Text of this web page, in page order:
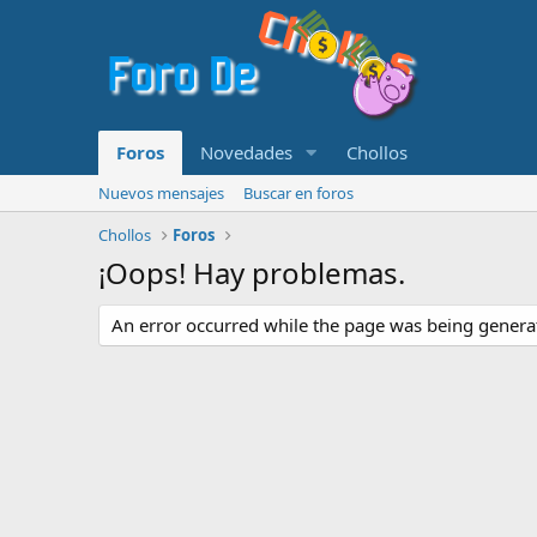
Foros Novedades Chollos
Nuevos mensajes
Buscar en foros
Chollos
Foros
¡Oops! Hay problemas.
An error occurred while the page was being